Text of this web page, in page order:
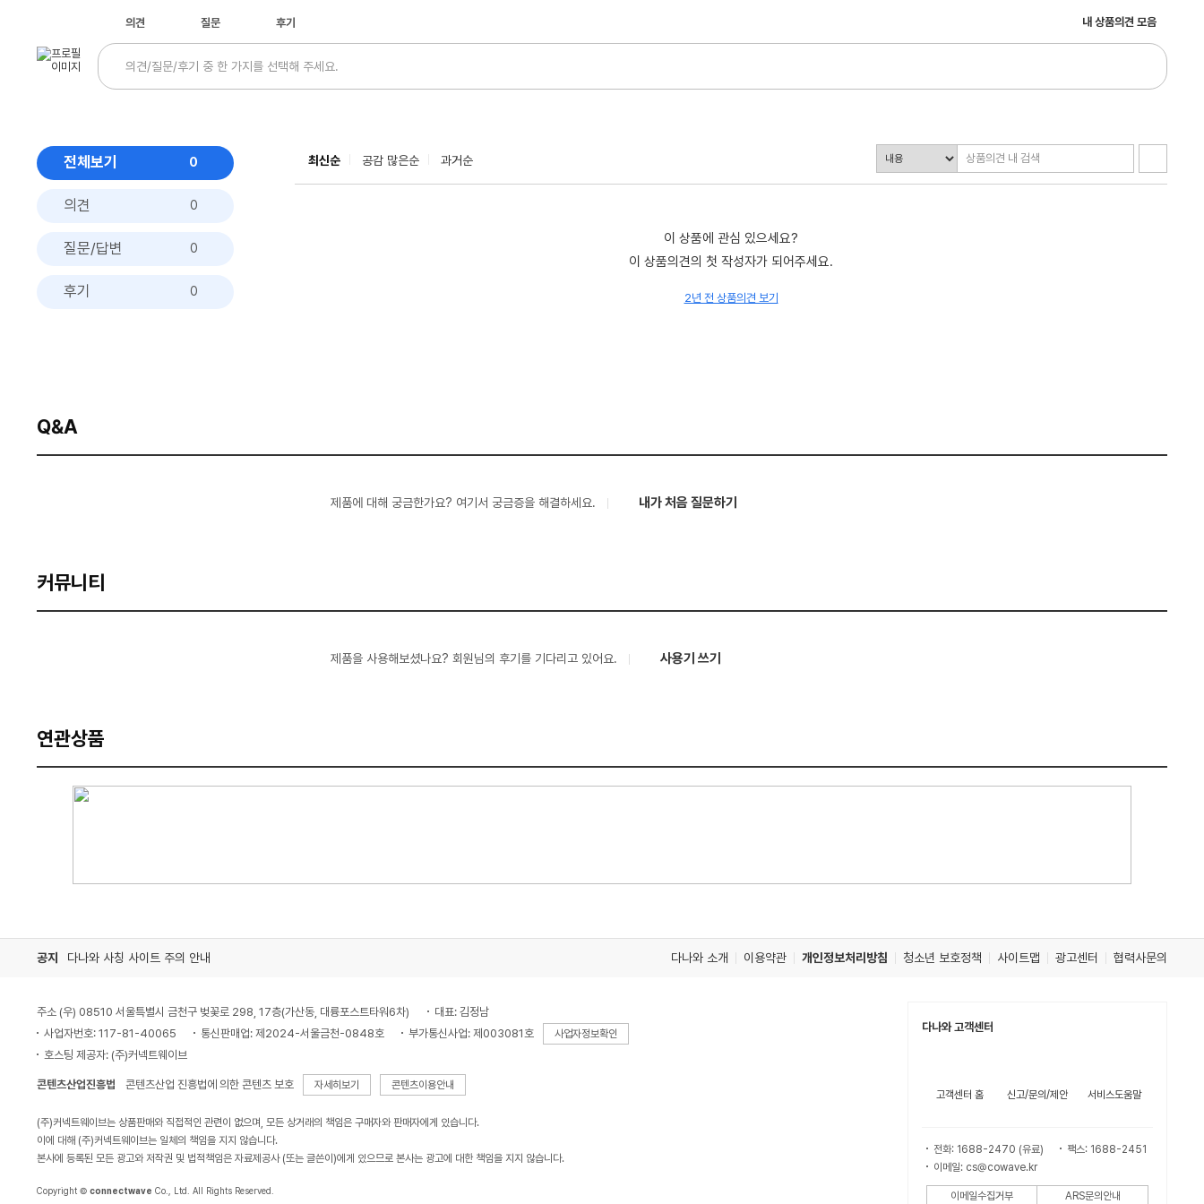
내 상품의견 모음
의견 질문 후기
전체보기 0
의견 0
질문/답변 0
후기 0
최신순 공감 많은순 과거순
이 상품에 관심 있으세요?
이 상품의견의 첫 작성자가 되어주세요.
2년 전 상품의견 보기
Q&A
제품에 대해 궁금한가요? 여기서 궁금증을 해결하세요. 내가 처음 질문하기
커뮤니티
제품을 사용해보셨나요? 회원님의 후기를 기다리고 있어요. 사용기 쓰기
연관상품
공지 다나와 사칭 사이트 주의 안내 다나와 소개 이용약관 개인정보처리방침 청소년 보호정책 사이트맵 광고센터 협력사문의
주소 (우) 08510 서울특별시 금천구 벚꽃로 298, 17층(가산동, 대륭포스트타워6차)
대표: 김정남
사업자번호: 117-81-40065
통신판매업: 제2024-서울금천-0848호 부가통신사업: 제003081호 사업자정보확인
호스팅 제공자: (주)커넥트웨이브
콘텐츠산업진흥법 콘텐츠산업 진흥법에 의한 콘텐츠 보호 자세히보기 콘텐츠이용안내
(주)커넥트웨이브는 상품판매와 직접적인 관련이 없으며, 모든 상거래의 책임은 구매자와 판매자에게 있습니다.
이에 대해 (주)커넥트웨이브는 일체의 책임을 지지 않습니다.
본사에 등록된 모든 광고와 저작권 및 법적책임은 자료제공사 (또는 글쓴이)에게 있으므로 본사는 광고에 대한 책임을 지지 않습니다.
Copyright © connectwave Co., Ltd. All Rights Reserved.
다나와 고객센터
고객센터 홈 신고/문의/제안 서비스도움말
전화: 1688-2470 (유료)
팩스: 1688-2451
이메일: cs@cowave.kr
이메일수집거부 ARS문의안내